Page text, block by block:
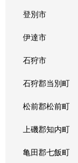
登別市
伊達市
石狩市
石狩郡当別町
松前郡松前町
上磯郡知内町
亀田郡七飯町